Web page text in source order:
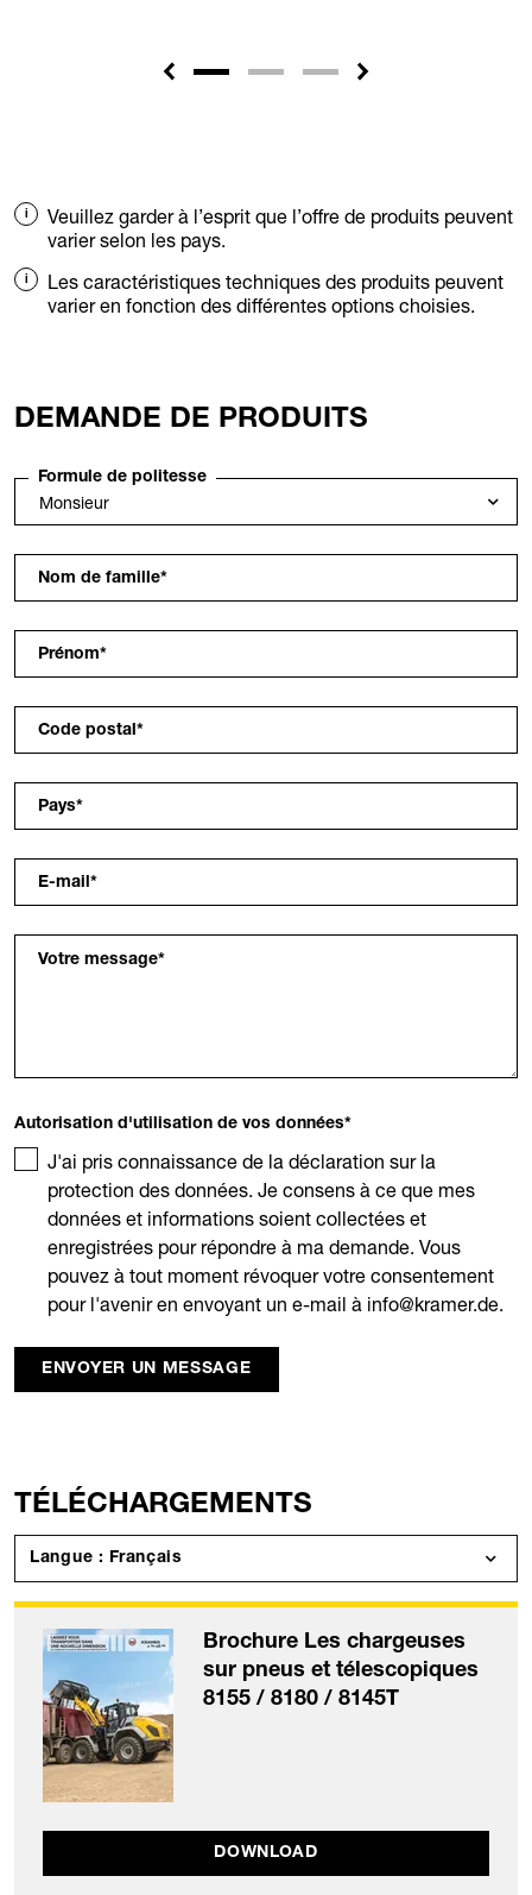
Veuillez garder à l’esprit que l’offre de produits peuvent
varier selon les pays.
Les caractéristiques techniques des produits peuvent
varier en fonction des différentes options choisies.
DEMANDE DE PRODUITS
Formule de politesse
Nom de famille*
Prénom*
Code postal*
Pays*
E-mail*
Votre message*
Autorisation d'utilisation de vos données*
J'ai pris connaissance de la déclaration sur la
protection des données. Je consens à ce que mes
données et informations soient collectées et
enregistrées pour répondre à ma demande. Vous
pouvez à tout moment révoquer votre consentement
pour l'avenir en envoyant un e-mail à info@kramer.de.
ENVOYER UN MESSAGE
TÉLÉCHARGEMENTS
Langue : Français
Brochure Les chargeuses
sur pneus et télescopiques
8155 / 8180 / 8145T
DOWNLOAD